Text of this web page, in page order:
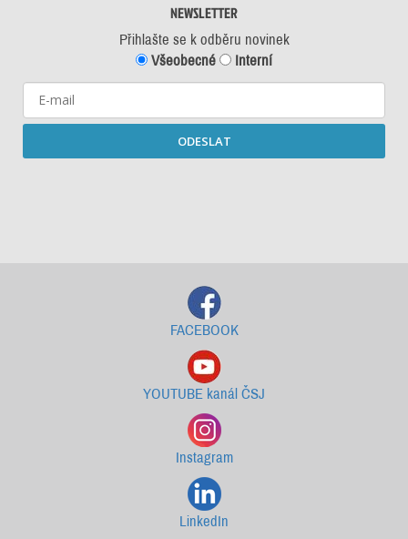
NEWSLETTER
Přihlašte se k odběru novinek
Všeobecné
Interní
ODESLAT
FACEBOOK
YOUTUBE kanál ČSJ
Instagram
LinkedIn